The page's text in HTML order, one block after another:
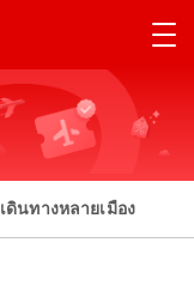
เดินทางหลายเมือง